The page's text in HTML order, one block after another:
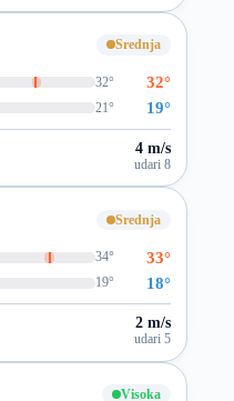
Srednja
32° 32°
21° 19°
4 m/s
udari 8
Srednja
34° 33°
19° 18°
2 m/s
udari 5
Visoka